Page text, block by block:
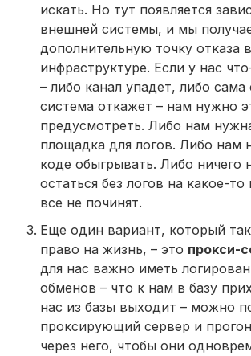
искать. Но тут появляется
внешней системы, и мы
дополнительную точку отказа
инфраструктуре. Если у нас
– либо канал упадет, либо сама
система откажет – нам нужно
предусмотреть. Либо нам
площадка для логов. Либо нам
коде обыгрывать. Либо ничего
остаться без логов на какое-
все не починят.
Еще один вариант, который
право на жизнь, – это прокси-
для нас важно иметь
обменов – что к нам в базу
нас из базы выходит – можно
проксирующий сервер и
через него, чтобы они